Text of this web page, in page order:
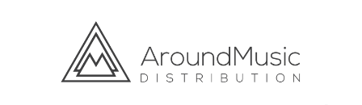
Zum Hauptinhalt springen